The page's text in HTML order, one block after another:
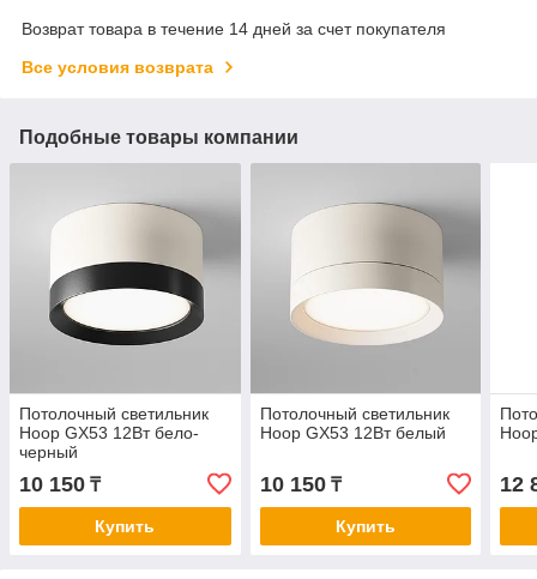
Возврат товара в течение 14 дней за счет покупателя
Все условия возврата
Подобные товары компании
Потолочный светильник
Hoop GX53 12Вт бело-
черный
10 150 ₸
Купить
Потолочный светильник
Hoop GX53 12Вт белый
10 150₸
Купить
12